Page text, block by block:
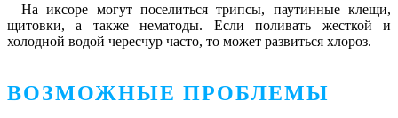
На иксоре могут поселиться трипсы, паутинные клещи,
щитовки, а также нематоды. Если поливать жесткой и
холодной водой чересчур часто, то может развиться хлороз.
ВОЗМОЖНЫЕ ПРОБЛЕМЫ